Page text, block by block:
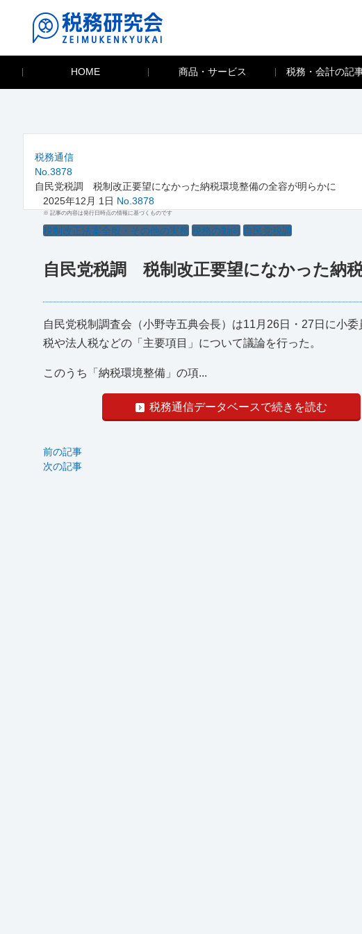
HOME 商品・サービス 税務・会計の記
税務通信
No.3878
自民党税調 税制改正要望になかった納税環境整備の全容が明らかに
2025年12月 1日 No.3878
※ 記事の内容は発行日時点の情報に基づくものです
税制改正法案全般・その他の実務 税務の動向 自民党税調
自民党税調 税制改正要望になかった納
自民党税制調査会（小野寺五典会長）は11月26日・27日に小
税や法人税などの「主要項目」について議論を行った。
このうち「納税環境整備」の項...
税務通信データベースで続きを読む
前の記事
次の記事